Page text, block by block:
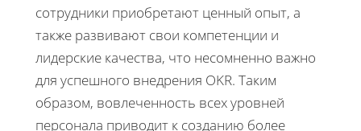
сотрудники приобретают ценный опыт, а
также развивают свои компетенции и
лидерские качества, что несомненно важно
для успешного внедрения OKR. Таким
образом, вовлеченность всех уровней
персонала приводит к созданию более